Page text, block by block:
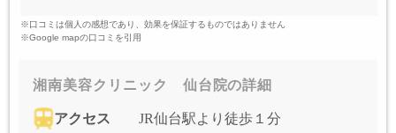
※口コミは個人の感想であり、効果を保証するものではありません
※Google mapの口コミを引用
湘南美容クリニック 仙台院の詳細
アクセス JR仙台駅より徒歩１分